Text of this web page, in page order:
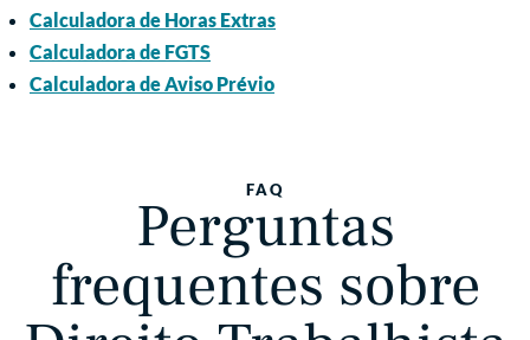
Calculadora de Horas Extras
Calculadora de FGTS
Calculadora de Aviso Prévio
FAQ
Perguntas
frequentes sobre